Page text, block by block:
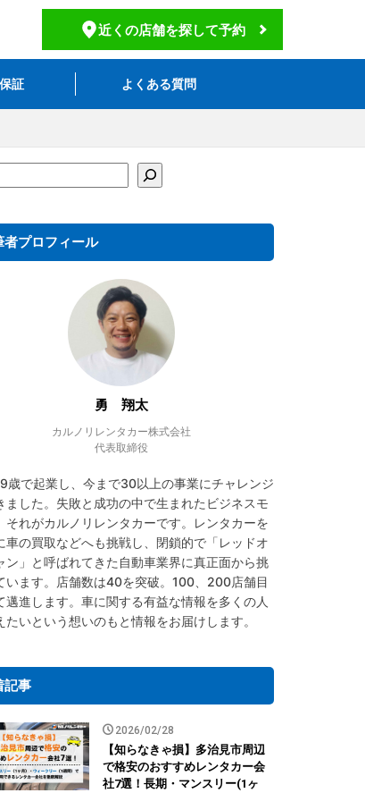
近くの店舗を探して予約
証 よくある質問
者プロフィール
勇 翔太
カルノリレンタカー株式会社
代表取締役
歳で起業し、今まで30以上の事業にチャレンジ
ました。失敗と成功の中で生まれたビジネスモ
それがカルノリレンタカーです。レンタカーを
車の買取などへも挑戦し、閉鎖的で「レッドオ
ン」と呼ばれてきた自動車業界に真正面から挑
います。店舗数は40を突破。100、200店舗目
邁進します。車に関する有益な情報を多くの人
たいという想いのもと情報をお届けします。
記事
2026/02/28
【知らなきゃ損】多治見市周辺
で格安のおすすめレンタカー会
社7選！長期・マンスリー(1ヶ